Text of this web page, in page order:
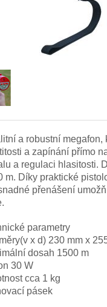
a robustní
a zapínání přímo
a regulaci hlasitosti.
m. Díky praktické
přenášení
parametry
x d) 230 mm x
dosah 1500 m
30 W
cca 1 kg
pásek